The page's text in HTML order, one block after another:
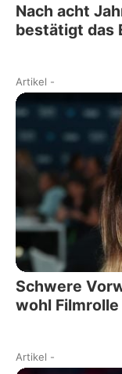
Nach acht
bestätigt das
Artikel -
Schwere
wohl Filmrolle
Artikel -